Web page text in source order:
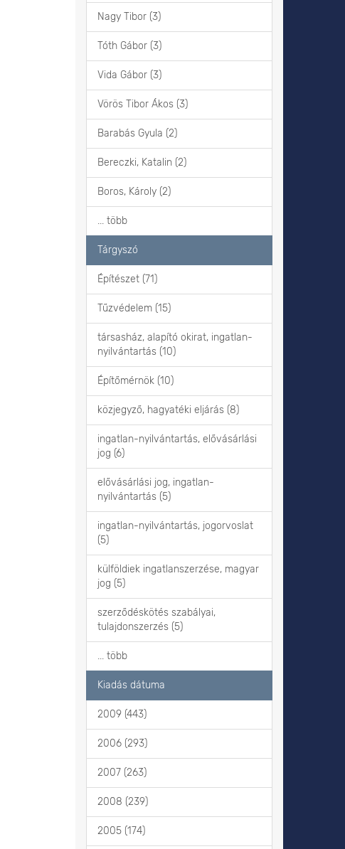
Nagy Tibor (3)
Tóth Gábor (3)
Vida Gábor (3)
Vörös Tibor Ákos (3)
Barabás Gyula (2)
Bereczki, Katalin (2)
Boros, Károly (2)
... több
Tárgyszó
Építészet (71)
Tűzvédelem (15)
társasház, alapító okirat, ingatlan-
nyilvántartás (10)
Építőmérnök (10)
közjegyző, hagyatéki eljárás (8)
ingatlan-nyilvántartás, elővásárlási
jog (6)
elővásárlási jog, ingatlan-
nyilvántartás (5)
ingatlan-nyilvántartás, jogorvoslat
(5)
külföldiek ingatlanszerzése, magyar
jog (5)
szerződéskötés szabályai,
tulajdonszerzés (5)
... több
Kiadás dátuma
2009 (443)
2006 (293)
2007 (263)
2008 (239)
2005 (174)